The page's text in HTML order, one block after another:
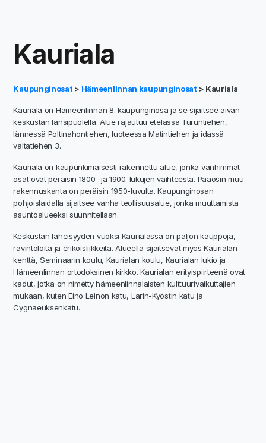
Kauriala
Kaupunginosat > Hämeenlinnan kaupunginosat > Kauriala
Kauriala on Hämeenlinnan 8. kaupunginosa ja se sijaitsee aivan
keskustan länsipuolella. Alue rajautuu etelässä Turuntiehen,
lännessä Poltinahontiehen, luoteessa Matintiehen ja idässä
valtatiehen 3.
Kauriala on kaupunkimaisesti rakennettu alue, jonka vanhimmat
osat ovat peräisin 1800- ja 1900-lukujen vaihteesta. Pääosin muu
rakennuskanta on peräisin 1950-luvulta. Kaupunginosan
pohjoislaidalla sijaitsee vanha teollisuusalue, jonka muuttamista
asuntoalueeksi suunnitellaan.
Keskustan läheisyyden vuoksi Kaurialassa on paljon kauppoja,
ravintoloita ja erikoisliikkeitä. Alueella sijaitsevat myös Kaurialan
kenttä, Seminaarin koulu, Kaurialan koulu, Kaurialan lukio ja
Hämeenlinnan ortodoksinen kirkko. Kaurialan erityispiirteenä ovat
kadut, jotka on nimetty hämeenlinnalaisten kulttuurivaikuttajien
mukaan, kuten Eino Leinon katu, Larin-Kyöstin katu ja
Cygnaeuksenkatu.